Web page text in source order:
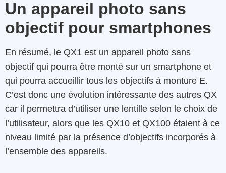
Un appareil photo sans
objectif pour smartphones
En résumé, le QX1 est un appareil photo sans
objectif qui pourra être monté sur un smartphone et
qui pourra accueillir tous les objectifs à monture E.
C’est donc une évolution intéressante des autres QX
car il permettra d’utiliser une lentille selon le choix de
l’utilisateur, alors que les QX10 et QX100 étaient à ce
niveau limité par la présence d’objectifs incorporés à
l’ensemble des appareils.